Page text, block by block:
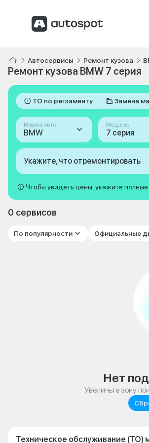
Автосервисы Ремонт кузова
Ремонт кузова BMW 7 серия
ТО по регламенту Замена
Марка авто
BMW
Модель
7 серия
Укажите, что отремонтировать
Чтобы увидеть цены, укажите полные
0 сервисов
По популярности Официальные
Нет
Увеличьте зону
Техническое обслуживание (ТО)